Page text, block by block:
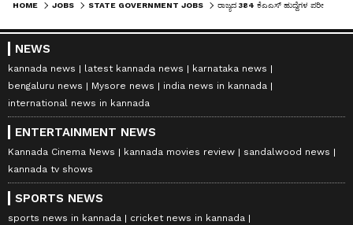
HOME JOBS STATE GOVERNMENT JOBS
NEWS
kannada news latest kannada news
karnataka news
bengaluru news
Mysore news
india news in kannada
international news in kannada
ENTERTAINMENT NEWS
Kannada Cinema News kannada movies review
sandalwood news
kannada tv shows
SPORTS NEWS
sports news in kannada
cricket news in kannada